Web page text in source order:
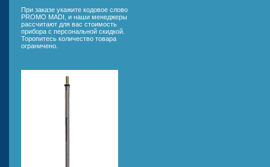
При заказе укажите кодовое слово
PROMO MADI, и наши менеджеры
рассчитают для вас стоимость
прибора с персональной скидкой.
Торопитесь количество товара
ограничено.